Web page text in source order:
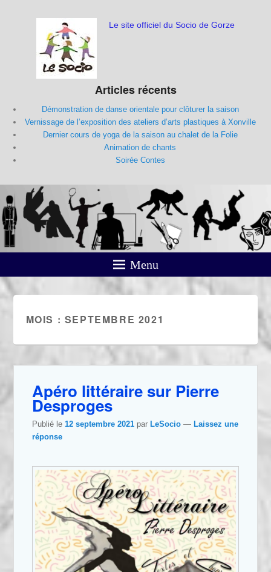
Le site officiel du Socio de Gorze
Articles récents
Démonstration de danse orientale pour clôturer la saison
Vernissage de l’exposition des ateliers d’arts plastiques à Xonville
Dernier cours de yoga de la saison au chalet de la Folie
Animation de chants
Soirée Contes
Menu
MOIS : SEPTEMBRE 2021
Apéro littéraire sur Pierre
Desproges
Publié le 12 septembre 2021 par LeSocio — Laissez une
réponse